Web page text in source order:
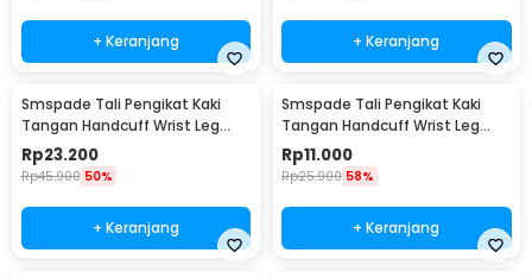
+ Keranjang + Keranjang
Smspade Tali Pengikat Kaki
Tangan Handcuff Wrist Leg
BDSM - 00632
Rp23.200
Rp45.900 50%
+ Keranjang
Smspade Tali Pengikat Kaki
Tangan Handcuff Wrist Leg
BDSM Bondage - PCT6
Rp11.000
Rp25.900 58%
+ Keranjang